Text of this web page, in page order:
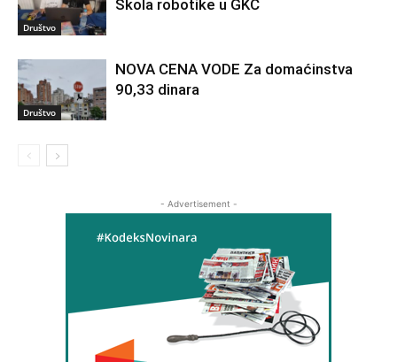
Društvo
Škola robotike u GKC
Društvo
NOVA CENA VODE Za domaćinstva
90,33 dinara
- Advertisement -